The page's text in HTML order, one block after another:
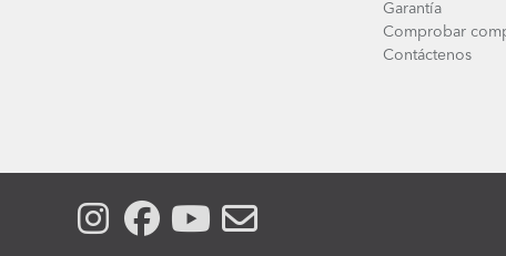
Garantía
Comprobar
Contáctenos